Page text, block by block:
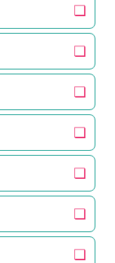
❏
❏
❏
❏
❏
❏
❏